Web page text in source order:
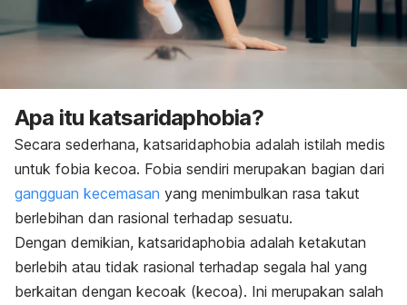
Apa itu katsaridaphobia?
Secara sederhana, katsaridaphobia adalah istilah medis
untuk fobia kecoa. Fobia sendiri merupakan bagian dari
gangguan kecemasan yang menimbulkan rasa takut
berlebihan dan rasional terhadap sesuatu.
Dengan demikian, katsaridaphobia adalah ketakutan
berlebih atau tidak rasional terhadap segala hal yang
berkaitan dengan kecoak (kecoa). Ini merupakan salah